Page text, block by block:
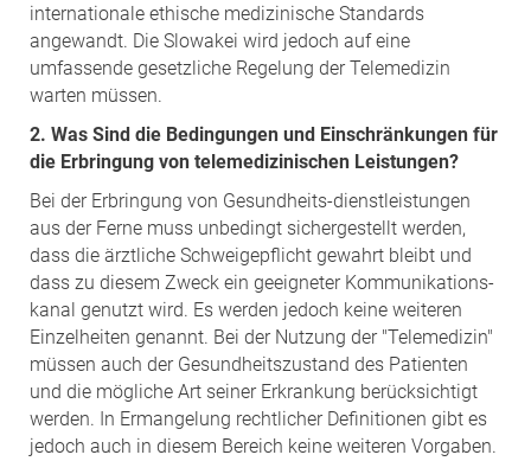
internationale ethische medizinische Standards
angewandt. Die Slowakei wird jedoch auf eine
umfassende gesetzliche Regelung der Telemedizin
warten müssen.
2. Was Sind die Bedingungen und Einschränkungen für
die Erbringung von telemedizinischen Leistungen?
Bei der Erbringung von Gesundheits-dienstleistungen
aus der Ferne muss unbedingt sichergestellt werden,
dass die ärztliche Schweigepflicht gewahrt bleibt und
dass zu diesem Zweck ein geeigneter Kommunikations-
kanal genutzt wird. Es werden jedoch keine weiteren
Einzelheiten genannt. Bei der Nutzung der "Telemedizin"
müssen auch der Gesundheitszustand des Patienten
und die mögliche Art seiner Erkrankung berücksichtigt
werden. In Ermangelung rechtlicher Definitionen gibt es
jedoch auch in diesem Bereich keine weiteren Vorgaben.